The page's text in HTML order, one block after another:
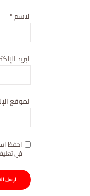
الاسم*
البريد
الموقع
احفظ
في